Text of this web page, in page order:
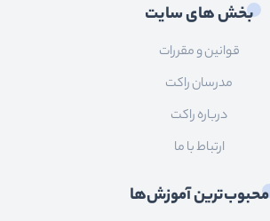
بخش های سایت
قوانین و مقررات
مدرسان راکت
درباره راکت
ارتباط با ما
محبوب‌ترین آموزش‌ها